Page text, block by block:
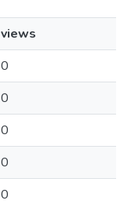
views
0
0
0
0
0